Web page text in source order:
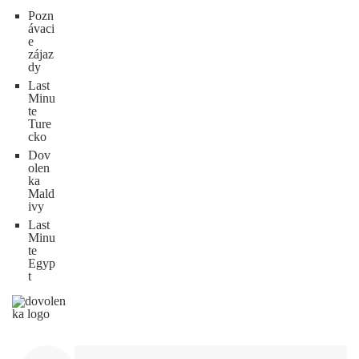
Pozn
ávaci
e
zájaz
dy
Last
Minu
te
Ture
cko
Dov
olen
ka
Mald
ivy
Last
Minu
te
Egyp
t